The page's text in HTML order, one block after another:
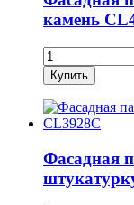
камень
Фасадная